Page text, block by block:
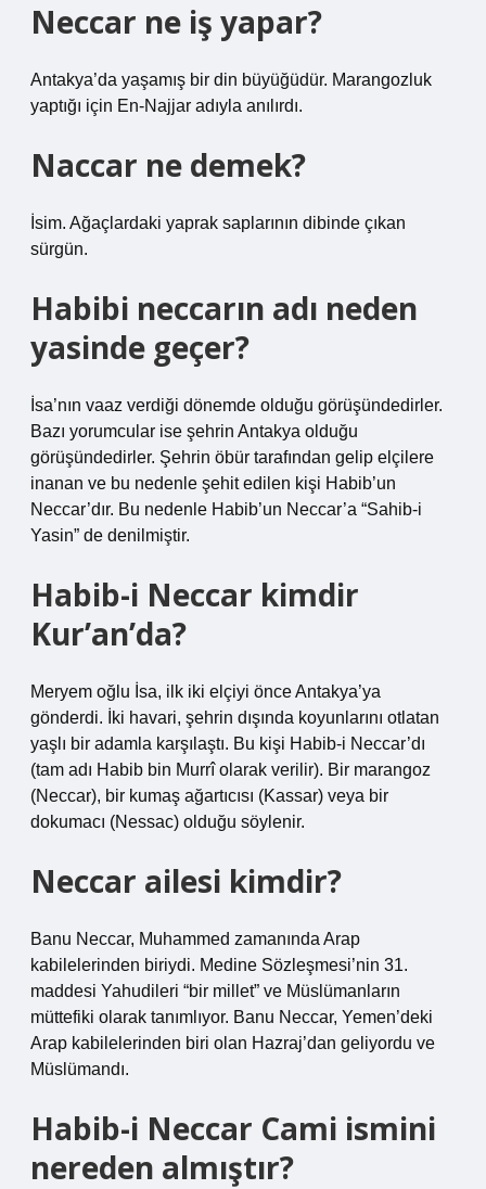
Neccar ne iş yapar?
Antakya’da yaşamış bir din büyüğüdür. Marangozluk
yaptığı için En-Najjar adıyla anılırdı.
Naccar ne demek?
İsim. Ağaçlardaki yaprak saplarının dibinde çıkan
sürgün.
Habibi neccarın adı neden
yasinde geçer?
İsa’nın vaaz verdiği dönemde olduğu görüşündedirler.
Bazı yorumcular ise şehrin Antakya olduğu
görüşündedirler. Şehrin öbür tarafından gelip elçilere
inanan ve bu nedenle şehit edilen kişi Habib’un
Neccar’dır. Bu nedenle Habib’un Neccar’a “Sahib-i
Yasin” de denilmiştir.
Habib-i Neccar kimdir
Kur’an’da?
Meryem oğlu İsa, ilk iki elçiyi önce Antakya’ya
gönderdi. İki havari, şehrin dışında koyunlarını otlatan
yaşlı bir adamla karşılaştı. Bu kişi Habib-i Neccar’dı
(tam adı Habib bin Murrî olarak verilir). Bir marangoz
(Neccar), bir kumaş ağartıcısı (Kassar) veya bir
dokumacı (Nessac) olduğu söylenir.
Neccar ailesi kimdir?
Banu Neccar, Muhammed zamanında Arap
kabilelerinden biriydi. Medine Sözleşmesi’nin 31.
maddesi Yahudileri “bir millet” ve Müslümanların
müttefiki olarak tanımlıyor. Banu Neccar, Yemen’deki
Arap kabilelerinden biri olan Hazraj’dan geliyordu ve
Müslümandı.
Habib-i Neccar Cami ismini
nereden almıştır?